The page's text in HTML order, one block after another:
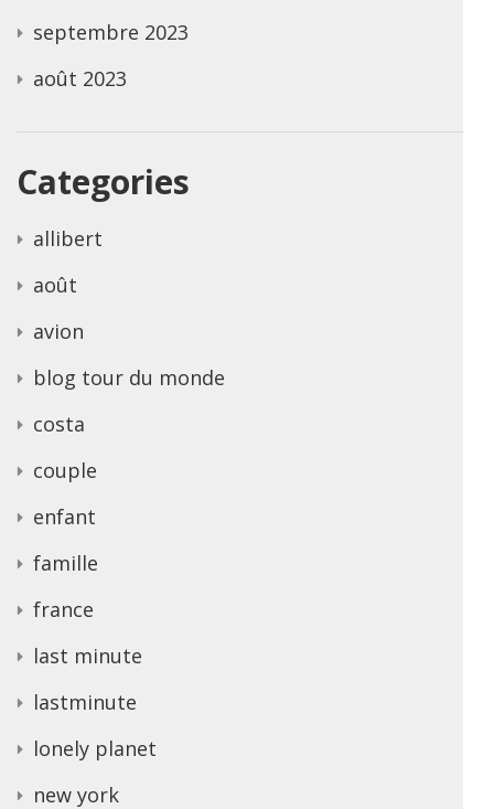
septembre 2023
août 2023
Categories
allibert
août
avion
blog tour du monde
costa
couple
enfant
famille
france
last minute
lastminute
lonely planet
new york